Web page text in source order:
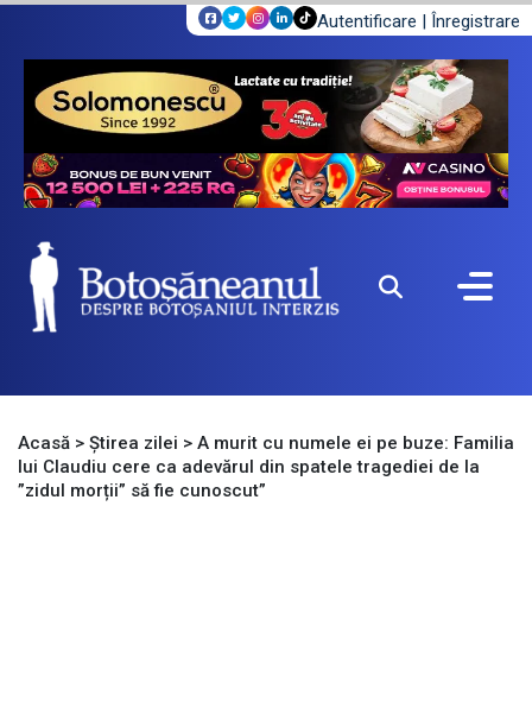
Autentificare | Înregistrare
Acasă > Știrea zilei > A murit cu numele ei pe buze: Familia
lui Claudiu cere ca adevărul din spatele tragediei de la
”zidul morții” să fie cunoscut”